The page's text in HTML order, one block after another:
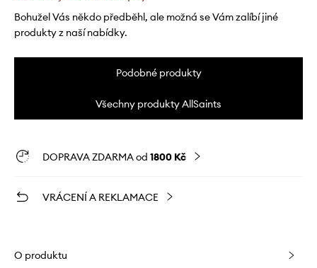
Bohužel Vás někdo předběhl, ale možná se Vám zalíbí jiné
produkty z naší nabídky.
Podobné produkty
Všechny produkty AllSaints
DOPRAVA ZDARMA od 1800 Kč
VRÁCENÍ A REKLAMACE
O produktu